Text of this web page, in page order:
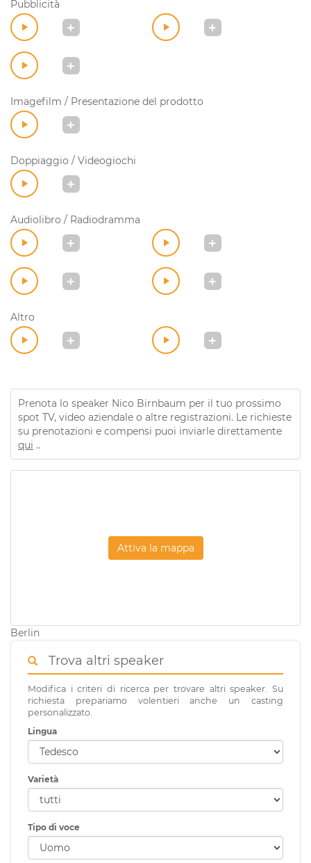
Pubblicità
Imagefilm / Presentazione del prodotto
Doppiaggio / Videogiochi
Audiolibro / Radiodramma
Altro
Prenota lo speaker Nico Birnbaum per il tuo prossimo
spot TV, video aziendale o altre registrazioni. Le richieste
su prenotazioni e compensi puoi inviarle direttamente
qui ..
Attiva la mappa
Berlin
Trova altri speaker
Modifica i criteri di ricerca per trovare altri speaker. Su
richiesta prepariamo volentieri anche un casting
personalizzato.
Lingua
Varietà
Tipo di voce